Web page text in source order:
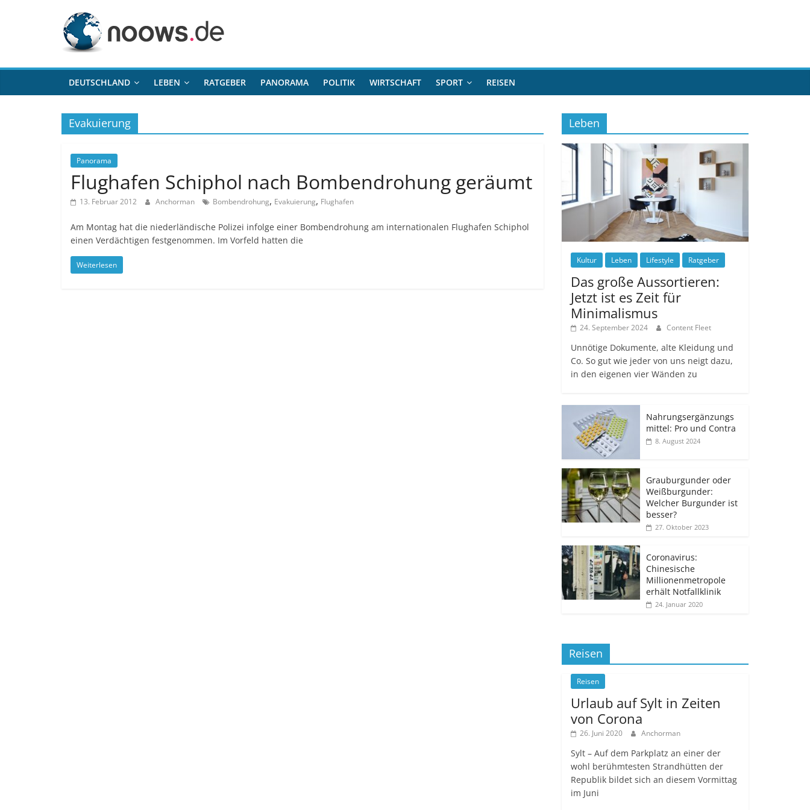
noows.de
DEUTSCHLAND LEBEN RATGEBER PANORAMA POLITIK WIRTSCHAFT SPORT REISEN
Evakuierung
Panorama
Flughafen Schiphol nach Bombendrohung geräumt
13. Februar 2012 Anchorman Bombendrohung, Evakuierung, Flughafen
Am Montag hat die niederländische Polizei infolge einer Bombendrohung am internationalen Flughafen Schiphol
einen Verdächtigen festgenommen. Im Vorfeld hatten die
Weiterlesen
Leben
Kultur Leben Lifestyle Ratgeber
Das große Aussortieren:
Jetzt ist es Zeit für
Minimalismus
24. September 2024 Content Fleet
Unnötige Dokumente, alte Kleidung und
Co. So gut wie jeder von uns neigt dazu,
in den eigenen vier Wänden zu
Nahrungsergänzungs
mittel: Pro und Contra
8. August 2024
Grauburgunder oder
Weißburgunder:
Welcher Burgunder ist
besser?
27. Oktober 2023
Coronavirus:
Chinesische
Millionenmetropole
erhält Notfallklinik
24. Januar 2020
Reisen
Reisen
Urlaub auf Sylt in Zeiten
von Corona
26. Juni 2020 Anchorman
Sylt – Auf dem Parkplatz an einer der
wohl berühmtesten Strandhütten der
Republik bildet sich an diesem Vormittag
im Juni